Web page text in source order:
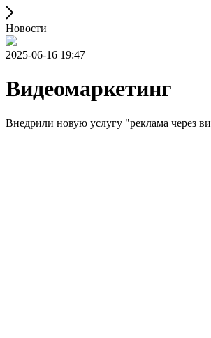
Новости
2025-06-16 19:47
Видеомаркетинг
Внедрили новую услугу "реклама через